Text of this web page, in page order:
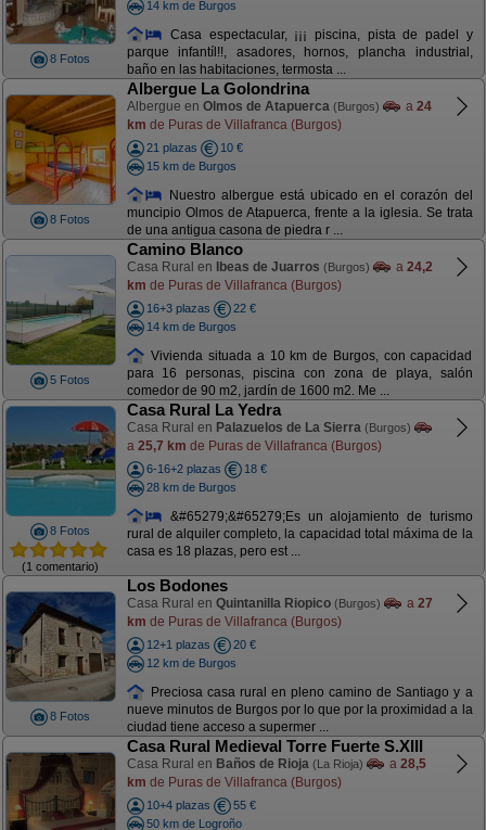
8 Fotos
14 km de Burgos
Casa espectacular, ¡¡¡ piscina, pista de padel y
parque infantíl!!, asadores, hornos, plancha industrial,
baño en las habitaciones, termosta ...
8 Fotos
Albergue La Golondrina
Albergue en Olmos de Atapuerca (Burgos) a 24
km de Puras de Villafranca (Burgos)
21 plazas
10 €
15 km de Burgos
Nuestro albergue está ubicado en el corazón del
muncipio Olmos de Atapuerca, frente a la iglesia. Se trata
de una antigua casona de piedra r ...
5 Fotos
Camino Blanco
Casa Rural en Ibeas de Juarros (Burgos) a 24,2
km de Puras de Villafranca (Burgos)
16+3 plazas
22 €
14 km de Burgos
Vivienda situada a 10 km de Burgos, con capacidad
para 16 personas, piscina con zona de playa, salón
comedor de 90 m2, jardín de 1600 m2. Me ...
8 Fotos
(1 comentario)
Casa Rural La Yedra
Casa Rural en Palazuelos de La Sierra (Burgos)
a 25,7 km de Puras de Villafranca (Burgos)
6-16+2 plazas
18 €
28 km de Burgos
&#65279;&#65279;Es un alojamiento de turismo
rural de alquiler completo, la capacidad total máxima de la
casa es 18 plazas, pero est ...
8 Fotos
Los Bodones
Casa Rural en Quintanilla Riopico (Burgos) a 27
km de Puras de Villafranca (Burgos)
12+1 plazas
20 €
12 km de Burgos
Preciosa casa rural en pleno camino de Santiago y a
nueve minutos de Burgos por lo que por la proximidad a la
ciudad tiene acceso a supermer ...
Casa Rural Medieval Torre Fuerte S.XIII
Casa Rural en Baños de Rioja (La Rioja) a 28,5
km de Puras de Villafranca (Burgos)
10+4 plazas
55 €
50 km de Logroño